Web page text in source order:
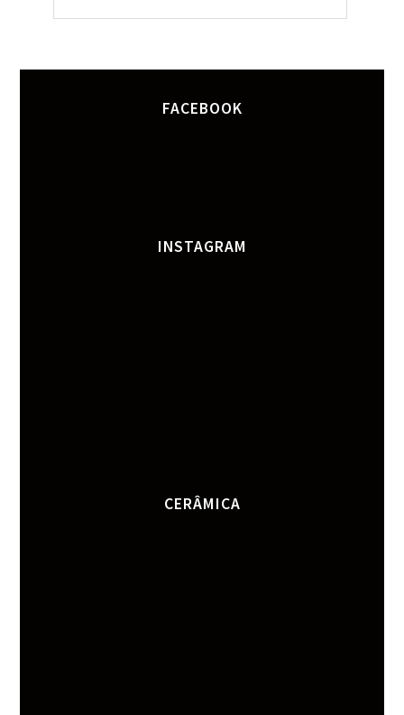
FACEBOOK
INSTAGRAM
CERÂMICA